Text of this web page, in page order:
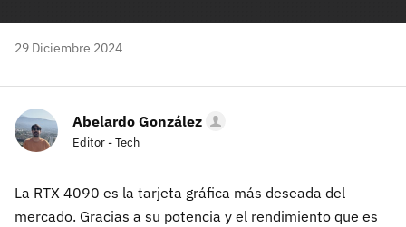
29 Diciembre 2024
Abelardo González
Editor - Tech
La RTX 4090 es la tarjeta gráfica más deseada del
mercado. Gracias a su potencia y el rendimiento que es